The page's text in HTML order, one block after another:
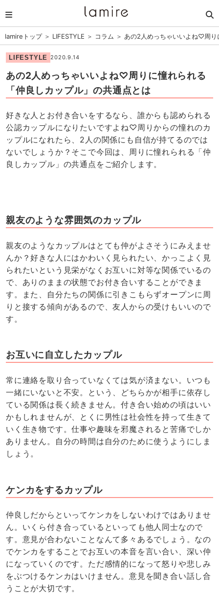
lamireトップ＞ LIFESTYLE ＞ コラム ＞ あの2人めっちゃいいよね♡周り
LIFESTYLE 2020.9.14
あの2人めっちゃいいよね♡周りに憧れられる
「仲良しカップル」の共通点とは
好きな人とお付き合いをするなら、誰からも認められる
公認カップルになりたいですよね♡周りからの憧れのカ
ップルになれたら、2人の関係にも自信が持てるのでは
ないでしょうか？そこで今回は、周りに憧れられる「仲
良しカップル」の共通点をご紹介します。
親友のような雰囲気のカップル
親友のようなカップルはとても仲がよさそうにみえませ
んか？好きな人にはかわいく見られたい、かっこよく見
られたいという見栄がなくお互いに対等な関係でいるの
で、ありのままの状態でお付き合いすることができま
す。また、自分たちの関係に引きこもらずオープンに周
りと接する傾向があるので、友人からの受けもいいので
す。
お互いに自立したカップル
常に連絡を取り合っていなくては気が済まない。いつも
一緒にいないと不安。という、どちらかが相手に依存し
ている関係は長く続きません。付き合い始めの頃はいい
かもしれませんが、とくに男性は社会性を持って生きて
いく生き物です。仕事や趣味を邪魔されると苦痛でしか
ありません。自分の時間は自分のために使うようにしま
しょう。
ケンカをするカップル
仲良しだからといってケンカをしないわけではありませ
ん。いくら付き合っているといっても他人同士なので
す。意見が合わないことなんて多々あるでしょう。なの
でケンカをすることでお互いの本音を言い合い、深い仲
になっていくのです。ただ感情的になって怒りや悲しみ
をぶつけるケンカはいけません。意見を聞き合い話し合
うことが大切です。